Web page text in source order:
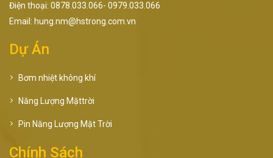
Điện thoại: 0878.033.066- 0979.033.066
Email: hung.nm@hstrong.com.vn
Dự Án
Bơm nhiệt không khí
Năng Lượng Mặttrời
Pin Năng Lượng Mặt Trời
Chính Sách